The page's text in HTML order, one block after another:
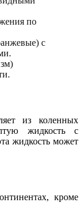
по
с
из коленных
жидкость с
жидкость может
кроме